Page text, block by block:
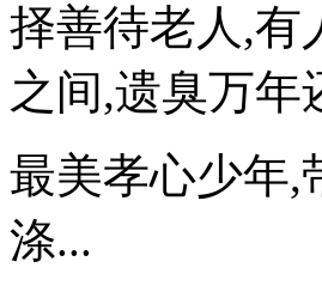
择善待老人,有
之间,遗臭万年
最美孝心少年,
涤...